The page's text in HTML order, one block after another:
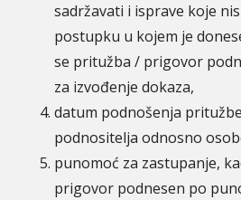
sadržavati i isprave koje
postupku u kojem je
se pritužba / prigovor
za izvođenje dokaza,
datum podnošenja
podnositelja odnosno
punomoć za zastupanje,
prigovor podnesen po